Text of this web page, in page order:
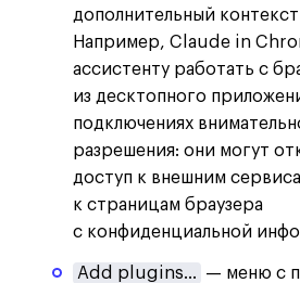
дополнительный
Например, Claude in
ассистенту работать с
из десктопного
подключениях
разрешения: они могут
доступ к внешним
к страницам браузера
с конфиденциальной
Add plugins…
— меню с